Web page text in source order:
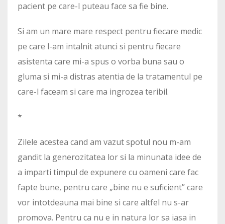
pacient pe care-l puteau face sa fie bine.
Si am un mare mare respect pentru fiecare medic
pe care l-am intalnit atunci si pentru fiecare
asistenta care mi-a spus o vorba buna sau o
gluma si mi-a distras atentia de la tratamentul pe
care-l faceam si care ma ingrozea teribil.
*
Zilele acestea cand am vazut spotul nou m-am
gandit la generozitatea lor si la minunata idee de
a imparti timpul de expunere cu oameni care fac
fapte bune, pentru care „bine nu e suficient” care
vor intotdeauna mai bine si care altfel nu s-ar
promova. Pentru ca nu e in natura lor sa iasa in